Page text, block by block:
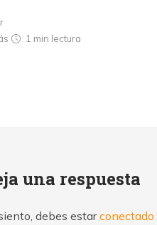
1 min lectura
una respuesta
debes estarconectado